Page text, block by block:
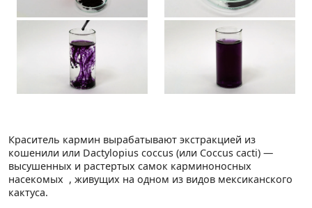
Краситель кармин вырабатывают экстракцией из
кошенили или Dactylopius coccus (или Coccus cacti) —
высушенных и растертых самок карминоносных
насекомых , живущих на одном из видов мексиканского
кактуса.